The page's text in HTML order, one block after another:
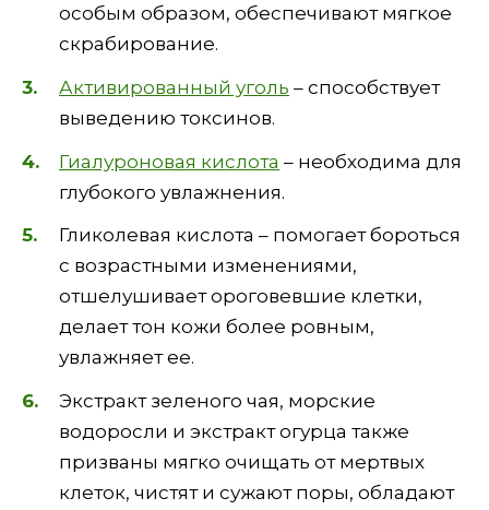
особым образом, обеспечивают мягкое
скрабирование.
Активированный уголь – способствует
выведению токсинов.
Гиалуроновая кислота – необходима для
глубокого увлажнения.
Гликолевая кислота – помогает бороться
с возрастными изменениями,
отшелушивает ороговевшие клетки,
делает тон кожи более ровным,
увлажняет ее.
Экстракт зеленого чая, морские
водоросли и экстракт огурца также
призваны мягко очищать от мертвых
клеток, чистят и сужают поры, обладают